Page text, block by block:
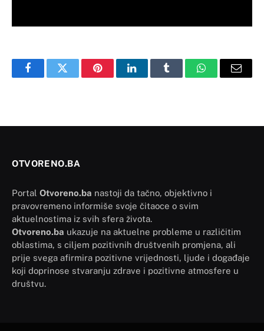
FacebookTwitter PinterestLinkedInTumblr WhatsAppEmail
OTVORENO.BA
Portal Otvoreno.ba nastoji da tačno, objektivno i
pravovremeno informiše svoje čitaoce o svim
aktuelnostima iz svih sfera života.
Otvoreno.ba ukazuje na aktuelne probleme u različitim
oblastima, s ciljem pozitivnih društvenih promjena, ali
prije svega afirmira pozitivne vrijednosti, ljude i događaje
koji doprinose stvaranju zdrave i pozitivne atmosfere u
društvu.